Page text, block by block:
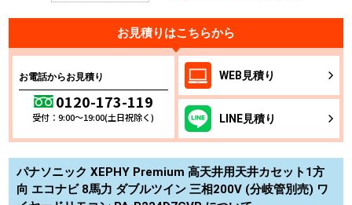
お見積りはこちらから
お電話からお見積り
0120-173-119
受付：9:00～19:00(土日祝除く)
WEB 見積り
LINE見積り
パナソニック XEPHY Premium 高天井用天井カセット1方
向 エコナビ 8馬力 ダブルツイン 三相200V (分岐管別売) ワ